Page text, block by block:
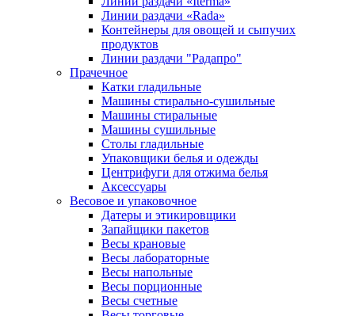
Линии раздачи «Rada»
Контейнеры для овощей и сыпучих
продуктов
Линии раздачи "Радапро"
Прачечное
Катки гладильные
Машины стирально-сушильные
Машины стиральные
Машины сушильные
Столы гладильные
Упаковщики белья и одежды
Центрифуги для отжима белья
Аксессуары
Весовое и упаковочное
Датеры и этикировщики
Запайщики пакетов
Весы крановые
Весы лабораторные
Весы напольные
Весы порционные
Весы счетные